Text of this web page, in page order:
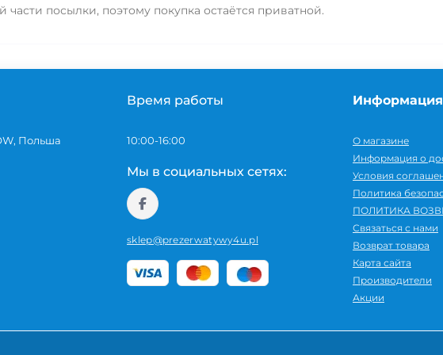
части посылки, поэтому покупка остаётся приватной.
Польша
Время работы
10:00-16:00
Мы в социальных сетях:
sklep@prezerwatywy4u.pl
Информация
О магазине
Информация о
Условия
Политика
ПОЛИТИКА
Связаться с нами
Возврат товара
Карта сайта
Производители
Акции